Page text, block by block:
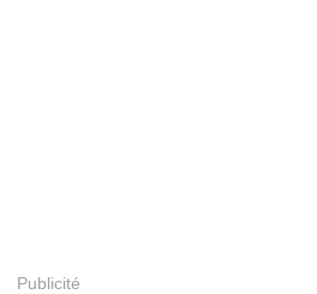
Publicité